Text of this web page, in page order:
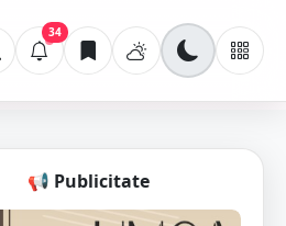
34
📢 Publicitate